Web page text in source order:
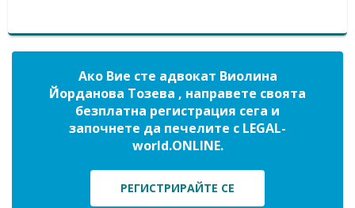
Ако Вие сте адвокат Виолина
Йорданова Тозева , направете своята
безплатна регистрация сега и
започнете да печелите с LEGAL-
world.ONLINE.
РЕГИСТРИРАЙТЕ СЕ